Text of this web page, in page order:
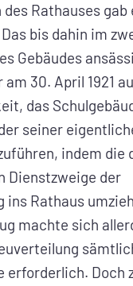
Rathauses gab
bis dahin im
Gebäudes
30. April 1921
das
seiner
indem die
Dienstzweige der
Rathaus
machte sich
erforderlich. Doch